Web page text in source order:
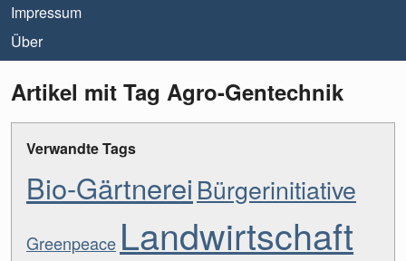
Impressum
Über
Artikel mit Tag Agro-Gentechnik
Verwandte Tags
Bio-Gärtnerei Bürgerinitiative
Greenpeace Landwirtschaft